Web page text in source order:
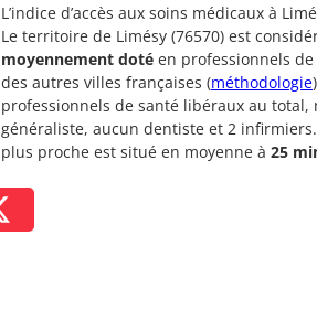
L’indice d’accès aux soins médicaux à
Le territoire de Limésy (76570) est
moyennement doté en professionnels
des autres villes françaises (méthodologie
professionnels de santé libéraux au total,
généraliste, aucun dentiste et 2 infirmiers.
plus proche est situé en moyenne à 25